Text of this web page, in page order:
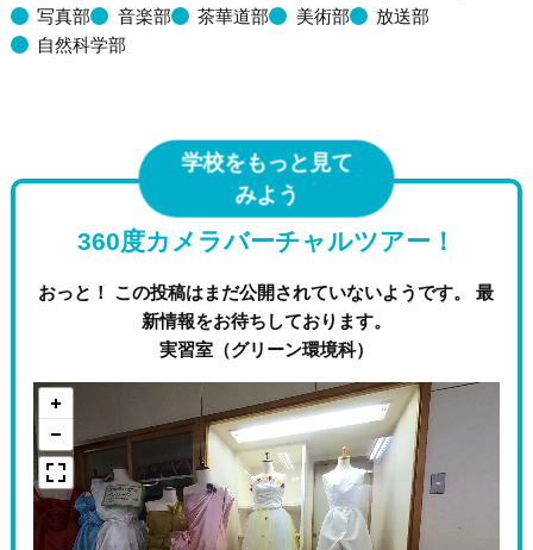
写真部
音楽部 茶華道部 美術部
放送部
自然科学部
学校をもっと見て
みよう
360度カメラバーチャルツアー！
おっと！ この投稿はまだ公開されていないようです。 最
新情報をお待ちしております。
実習室（グリーン環境科）